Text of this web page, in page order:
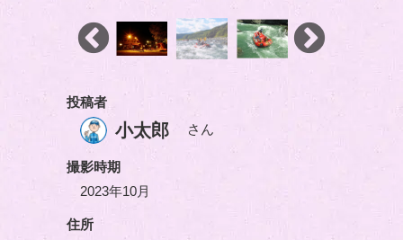
投稿者
小太郎 さん
撮影時期
2023年10月
住所